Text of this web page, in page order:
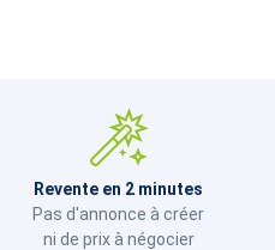
Revente en 2 minutes
Pas d'annonce à créer
ni de prix à négocier